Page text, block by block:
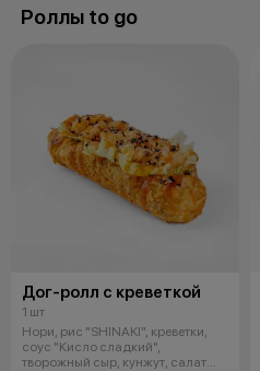
Роллы to go
Дог-ролл с креветкой
1 шт
Нори, рис "SHINAKI", креветки,
соус "Кисло сладкий",
творожный сыр, кунжут, салат